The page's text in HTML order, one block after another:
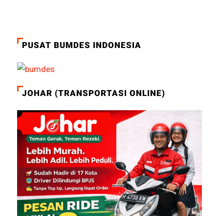
PUSAT BUMDES INDONESIA
JOHAR (TRANSPORTASI ONLINE)